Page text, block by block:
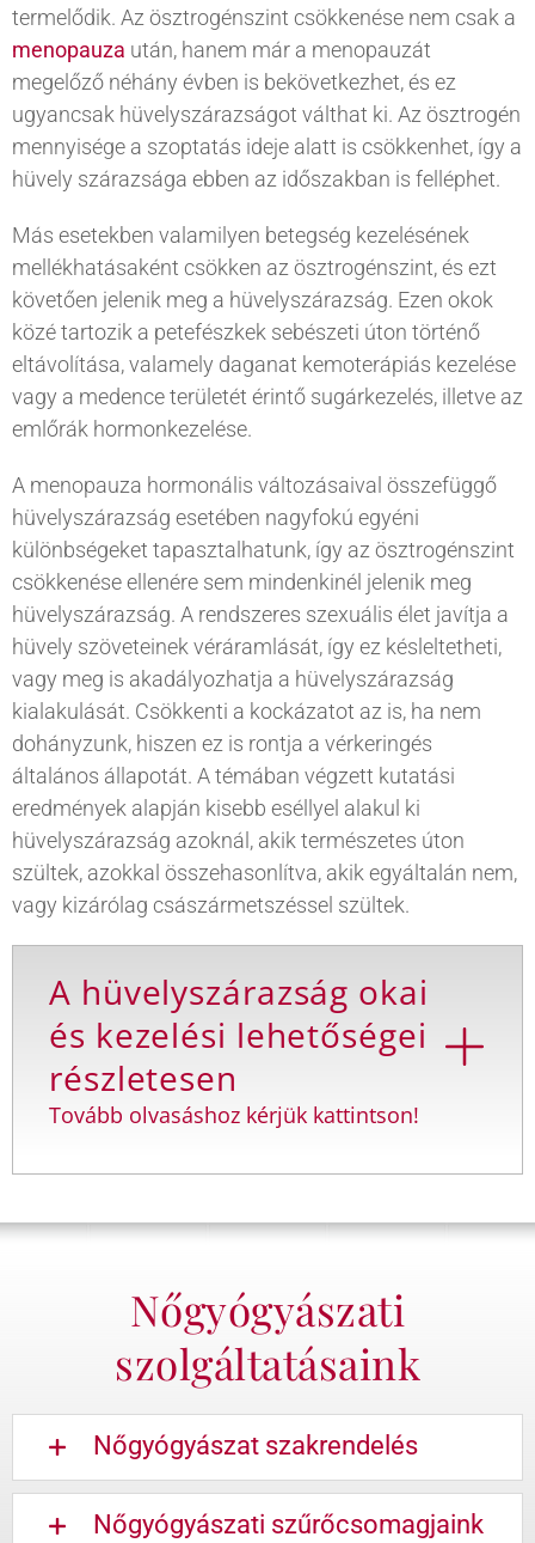
termelődik. Az ösztrogénszint csökkenése nem csak a
menopauza után, hanem már a menopauzát
megelőző néhány évben is bekövetkezhet, és ez
ugyancsak hüvelyszárazságot válthat ki. Az ösztrogén
mennyisége a szoptatás ideje alatt is csökkenhet, így a
hüvely szárazsága ebben az időszakban is felléphet.
Más esetekben valamilyen betegség kezelésének
mellékhatásaként csökken az ösztrogénszint, és ezt
követően jelenik meg a hüvelyszárazság. Ezen okok
közé tartozik a petefészkek sebészeti úton történő
eltávolítása, valamely daganat kemoterápiás kezelése
vagy a medence területét érintő sugárkezelés, illetve az
emlőrák hormonkezelése.
A menopauza hormonális változásaival összefüggő
hüvelyszárazság esetében nagyfokú egyéni
különbségeket tapasztalhatunk, így az ösztrogénszint
csökkenése ellenére sem mindenkinél jelenik meg
hüvelyszárazság. A rendszeres szexuális élet javítja a
hüvely szöveteinek véráramlását, így ez késleltetheti,
vagy meg is akadályozhatja a hüvelyszárazság
kialakulását. Csökkenti a kockázatot az is, ha nem
dohányzunk, hiszen ez is rontja a vérkeringés
általános állapotát. A témában végzett kutatási
eredmények alapján kisebb eséllyel alakul ki
hüvelyszárazság azoknál, akik természetes úton
szültek, azokkal összehasonlítva, akik egyáltalán nem,
vagy kizárólag császármetszéssel szültek.
A hüvelyszárazság okai
és kezelési lehetőségei
részletesen
Tovább olvasáshoz kérjük kattintson!
Nőgyógyászati
szolgáltatásaink
Nőgyógyászat szakrendelés
Nőgyógyászati szűrőcsomagjaink